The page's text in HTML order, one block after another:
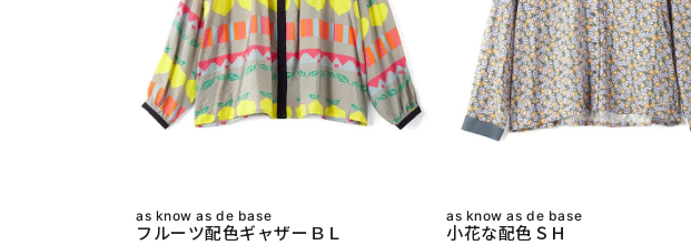
as know as de base
フルーツ配色ギャザーＢＬ
as know as de base
小花な配色ＳＨ